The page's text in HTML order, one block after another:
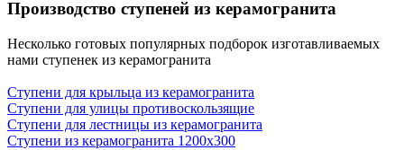
Производство ступеней из керамогранита
Несколько готовых популярных подборок изготавливаемых
нами ступенек из керамогранита
Ступени для крыльца из керамогранита
Ступени для улицы противоскользящие
Ступени для лестницы из керамогранита
Ступени из керамогранита 1200х300